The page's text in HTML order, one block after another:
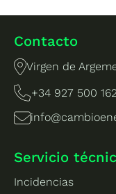
Contacto
Virgen de
+34 927 500 162
Servicio
Incidencias